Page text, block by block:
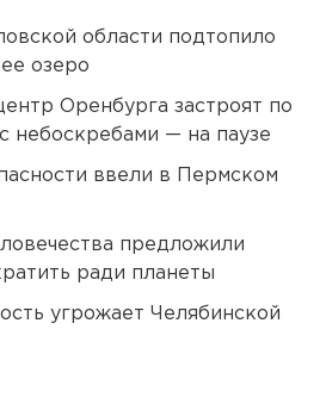
области подтопило
озеро
Оренбурга застроят по
небоскребами — на паузе
ввели в Пермском
предложили
ради планеты
угрожает Челябинской